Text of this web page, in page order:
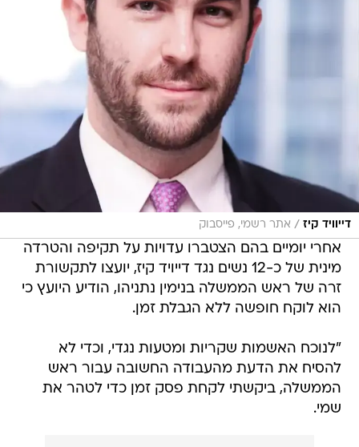
דייוויד קיז / אתר רשמי, פייסבוק
אחרי יומיים בהם הצטברו עדויות על תקיפה והטרדה
מינית של כ-12 נשים נגד דייויד קיז, יועצו לתקשורת
זרה של ראש הממשלה בנימין נתניהו, הודיע היועץ כי
הוא לוקח חופשה ללא הגבלת זמן.
"לנוכח האשמות שקריות ומטעות נגדי, וכדי לא
להסיח את הדעת מהעבודה החשובה עבור ראש
הממשלה, ביקשתי לקחת פסק זמן כדי לטהר את
שמי.